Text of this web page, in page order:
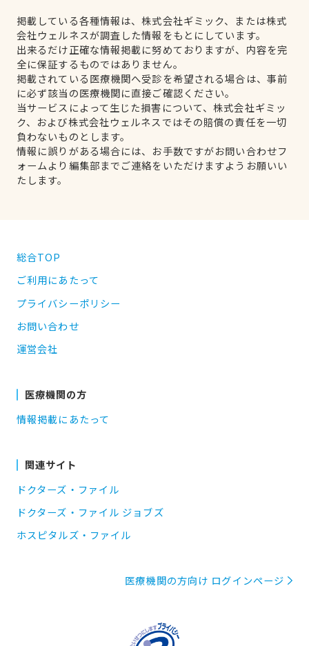
掲載している各種情報は、株式会社ギミック、または株式
会社ウェルネスが調査した情報をもとにしています。
出来るだけ正確な情報掲載に努めておりますが、内容を完
全に保証するものではありません。
掲載されている医療機関へ受診を希望される場合は、事前
に必ず該当の医療機関に直接ご確認ください。
当サービスによって生じた損害について、株式会社ギミッ
ク、および株式会社ウェルネスではその賠償の責任を一切
負わないものとします。
情報に誤りがある場合には、お手数ですがお問い合わせフ
ォームより編集部までご連絡をいただけますようお願いい
たします。
総合TOP
ご利用にあたって
プライバシーポリシー
お問い合わせ
運営会社
医療機関の方
情報掲載にあたって
関連サイト
ドクターズ・ファイル
ドクターズ・ファイル ジョブズ
ホスピタルズ・ファイル
医療機関の方向け ログインページ